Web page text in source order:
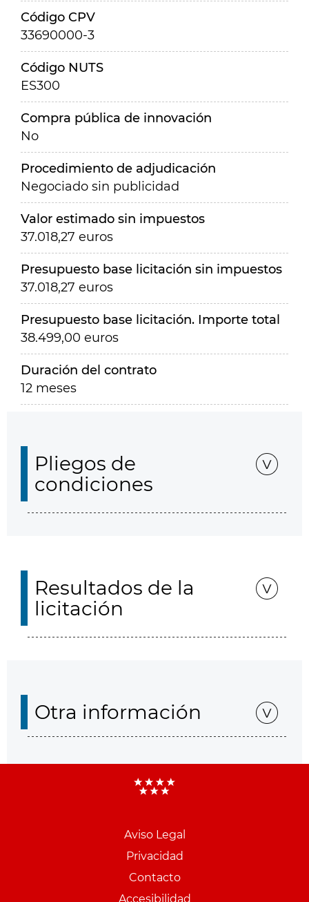
Código CPV
33690000-3
Código NUTS
ES300
Compra pública de innovación
No
Procedimiento de adjudicación
Negociado sin publicidad
Valor estimado sin impuestos
37.018,27 euros
Presupuesto base licitación sin impuestos
37.018,27 euros
Presupuesto base licitación. Importe total
38.499,00 euros
Duración del contrato
12 meses
Pliegos de
condiciones
Resultados de la
licitación
Otra información
Aviso Legal
Privacidad
Contacto
Accesibilidad